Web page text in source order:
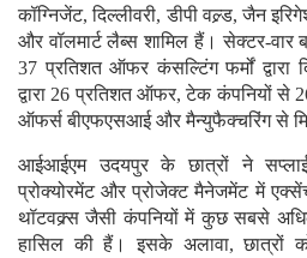
कॉग्निजेंट, दिल्लीवरी, डीपी वल्र्ड, जैन
और वॉलमार्ट लैब्स शामिल हैं। सेक्टर-
37 प्रतिशत ऑफर कंसल्टिंग फर्मों द्वारा
द्वारा 26 प्रतिशत ऑफर, टेक कंपनियों से
ऑफर्स बीएफएसआई और मैन्युफैक्चरिंग से
आईआईएम उदयपुर के छात्रों ने
प्रोक्योरमेंट और प्रोजेक्ट मैनेजमेंट में
थॉटवक्र्स जैसी कंपनियों में कुछ सबसे
हासिल की हैं। इसके अलावा, छात्रों